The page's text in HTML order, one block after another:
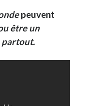
peuvent
être un
partout.